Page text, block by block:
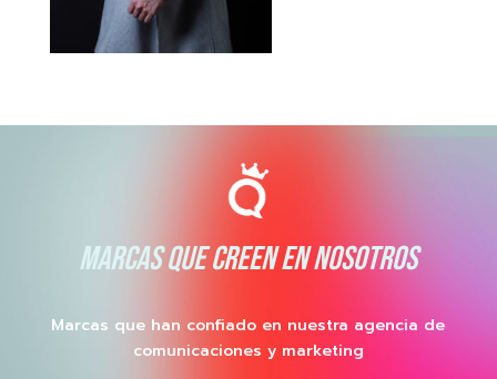
MARCAS QUE CREEN EN NOSOTROS
Marcas que han confiado en nuestra agencia de
comunicaciones y marketing